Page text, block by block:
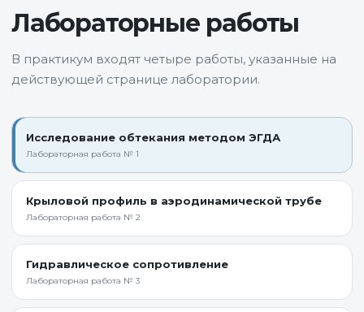
Лабораторные работы
В практикум входят четыре работы, указанные на
действующей странице лаборатории.
Исследование обтекания методом ЭГДА
Лабораторная работа № 1
Крыловой профиль в аэродинамической трубе
Лабораторная работа № 2
Гидравлическое сопротивление
Лабораторная работа № 3